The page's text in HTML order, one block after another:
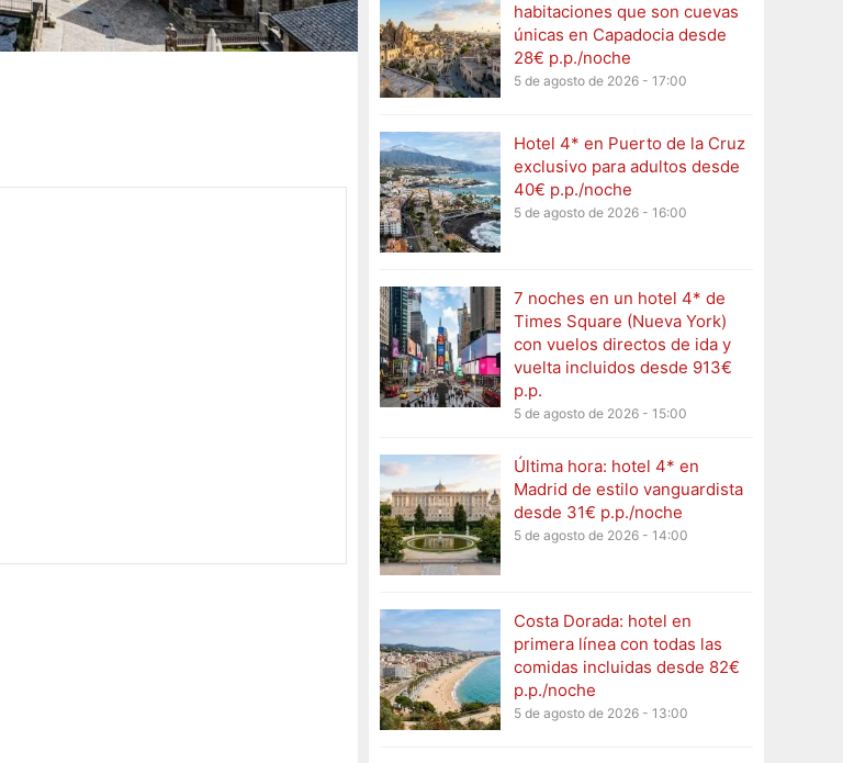
habitaciones que son cuevas
únicas en Capadocia desde
28€ p.p./noche
5 de agosto de 2026 - 17:00
Hotel 4* en Puerto de la Cruz
exclusivo para adultos desde
40€ p.p./noche
5 de agosto de 2026 - 16:00
7 noches en un hotel 4* de
Times Square (Nueva York)
con vuelos directos de ida y
vuelta incluidos desde 913€
p.p.
5 de agosto de 2026 - 15:00
Última hora: hotel 4* en
Madrid de estilo vanguardista
desde 31€ p.p./noche
5 de agosto de 2026 - 14:00
Costa Dorada: hotel en
primera línea con todas las
comidas incluidas desde 82€
p.p./noche
5 de agosto de 2026 - 13:00